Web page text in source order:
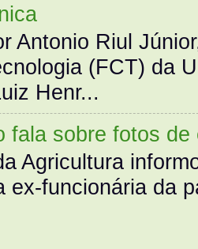
Antonio Riul
(FCT) da
Henr...
fala sobre fotos de
Agricultura
ex-funcionária da